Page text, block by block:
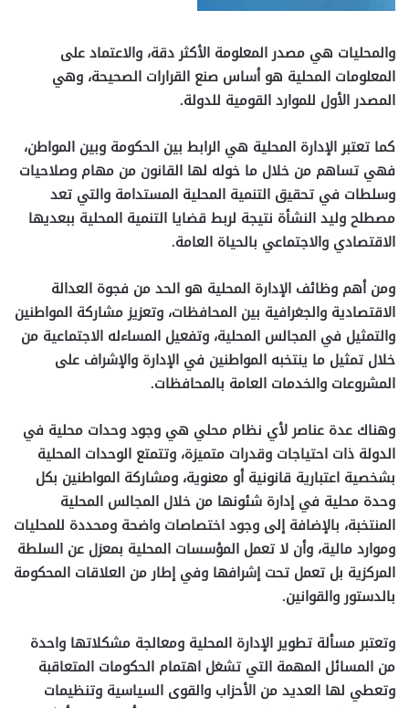
والمحليات هي مصدر المعلومة الأكثر دقة، والاعتماد على
المعلومات المحلية هو أساس صنع القرارات الصحيحة، وهي
المصدر الأول للموارد القومية للدولة.
كما تعتبر الإدارة المحلية هي الرابط بين الحكومة وبين المواطن،
فهي تساهم من خلال ما خوله لها القانون من مهام وصلاحيات
وسلطات في تحقيق التنمية المحلية المستدامة والتي تعد
مصطلح وليد النشأة نتيجة لربط قضايا التنمية المحلية ببعديها
الاقتصادي والاجتماعي بالحياة العامة.
ومن أهم وظائف الإدارة المحلية هو الحد من فجوة العدالة
الاقتصادية والجغرافية بين المحافظات، وتعزيز مشاركة المواطنين
والتمثيل في المجالس المحلية، وتفعيل المساءله الاجتماعية من
خلال تمثيل ما ينتخبه المواطنين في الإدارة والإشراف على
المشروعات والخدمات العامة بالمحافظات.
وهناك عدة عناصر لأي نظام محلي هي وجود وحدات محلية في
الدولة ذات احتياجات وقدرات متميزة، وتتمتع الوحدات المحلية
بشخصية اعتبارية قانونية أو معنوية، ومشاركة المواطنين بكل
وحدة محلية في إدارة شئونها من خلال المجالس المحلية
المنتخبة، بالإضافة إلى وجود اختصاصات واضحة ومحددة للمحليات
وموارد مالية، وأن لا تعمل المؤسسات المحلية بمعزل عن السلطة
المركزية بل تعمل تحت إشرافها وفي إطار من العلاقات المحكومة
بالدستور والقوانين.
وتعتبر مسألة تطوير الإدارة المحلية ومعالجة مشكلاتها واحدة
من المسائل المهمة التي تشغل اهتمام الحكومات المتعاقبة
وتعطي لها العديد من الأحزاب والقوى السياسية وتنظيمات